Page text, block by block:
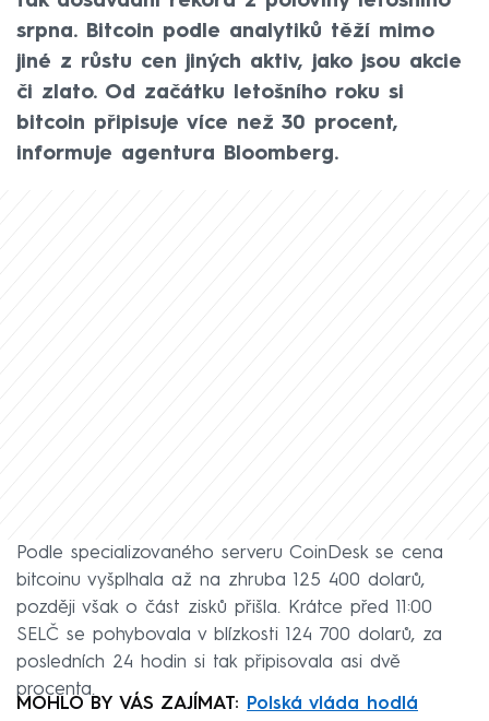
srpna. Bitcoin podle analytiků těží mimo
jiné z růstu cen jiných aktiv, jako jsou akcie
či zlato. Od začátku letošního roku si
bitcoin připisuje více než 30 procent,
informuje agentura Bloomberg.
Podle specializovaného serveru CoinDesk se cena
bitcoinu vyšplhala až na zhruba 125 400 dolarů,
později však o část zisků přišla. Krátce před 11:00
SELČ se pohybovala v blízkosti 124 700 dolarů, za
posledních 24 hodin si tak připisovala asi dvě
procenta.
MOHLO BY VÁS ZAJÍMAT:
Polská vláda hodlá